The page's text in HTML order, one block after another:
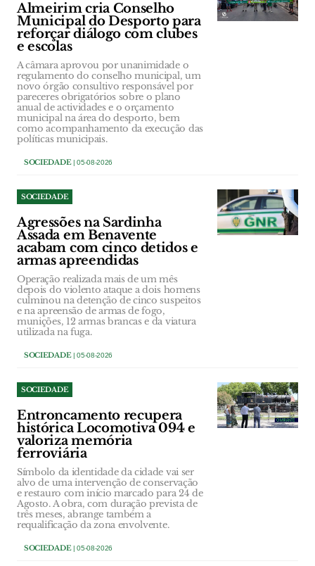
Almeirim cria Conselho
Municipal do Desporto para
reforçar diálogo com clubes
e escolas
A câmara aprovou por unanimidade o
regulamento do conselho municipal, um
novo órgão consultivo responsável por
pareceres obrigatórios sobre o plano
anual de actividades e o orçamento
municipal na área do desporto, bem
como acompanhamento da execução das
políticas municipais.
SOCIEDADE| 05-08-2026
SOCIEDADE
Agressões na Sardinha
Assada em Benavente
acabam com cinco detidos e
armas apreendidas
Operação realizada mais de um mês
depois do violento ataque a dois homens
culminou na detenção de cinco suspeitos
e na apreensão de armas de fogo,
munições, 12 armas brancas e da viatura
utilizada na fuga.
SOCIEDADE| 05-08-2026
SOCIEDADE
Entroncamento recupera
histórica Locomotiva 094 e
valoriza memória
ferroviária
Símbolo da identidade da cidade vai ser
alvo de uma intervenção de conservação
e restauro com início marcado para 24 de
Agosto. A obra, com duração prevista de
três meses, abrange também a
requalificação da zona envolvente.
SOCIEDADE| 05-08-2026